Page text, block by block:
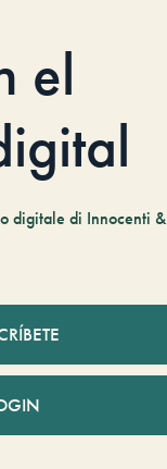
el
digitale di Innocenti &